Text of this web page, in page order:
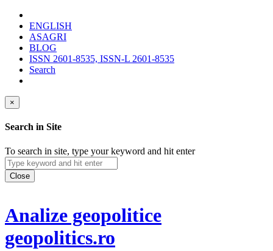
ENGLISH
ASAGRI
BLOG
ISSN 2601-8535, ISSN-L 2601-8535
Search
×
Search in Site
To search in site, type your keyword and hit enter
Close
Analize geopolitice
geopolitics.ro